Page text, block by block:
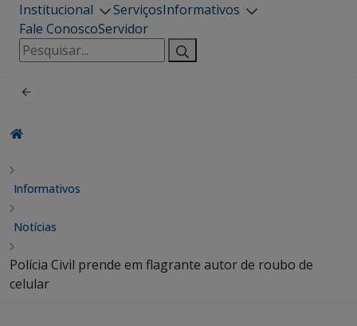
Institucional ServiçosInformativos
Fale ConoscoServidor
Pesquisar
por:
Informativos
Notícias
Polícia Civil prende em flagrante autor de roubo de
celular